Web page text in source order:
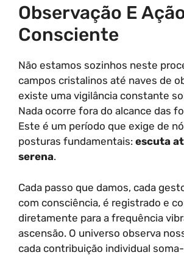
Observação E
Consciente
Não estamos sozinhos neste
campos cristalinos até naves de
existe uma vigilância constante
Nada ocorre fora do alcance das
Este é um período que exige de
posturas fundamentais: escuta
serena.
Cada passo que damos, cada
com consciência, é registrado e
diretamente para a frequência
ascensão. O universo observa
cada contribuição individual